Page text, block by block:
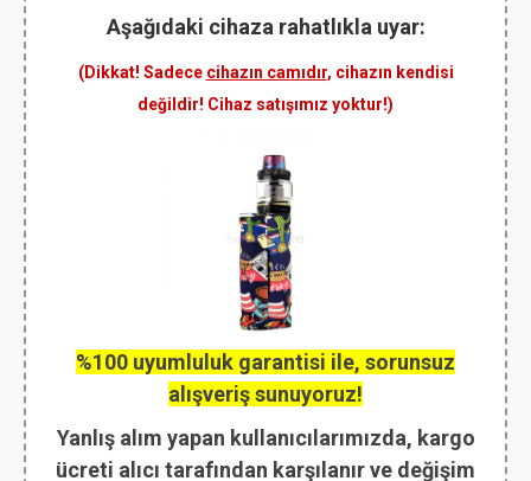
Aşağıdaki cihaza rahatlıkla uyar:
(Dikkat! Sadece cihazın camıdır, cihazın kendisi
değildir! Cihaz satışımız yoktur!)
%100 uyumluluk garantisi ile, sorunsuz
alışveriş sunuyoruz!
Yanlış alım yapan kullanıcılarımızda, kargo
ücreti alıcı tarafından karşılanır ve değişim